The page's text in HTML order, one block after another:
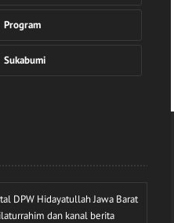
Program
Sukabumi
DPW Hidayatullah Jawa Barat
dan kanal berita